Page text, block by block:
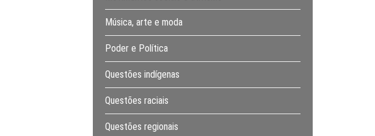
Música, arte e moda
Poder e Política
Questões indígenas
Questões raciais
Questões regionais